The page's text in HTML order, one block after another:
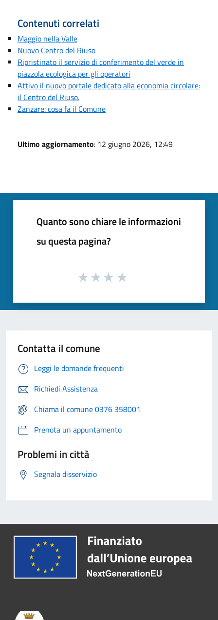
Contenuti correlati
Maggio nella Valle
Nuovo Centro del Riuso
Ripristinato il servizio di conferimento del verde in
piazzola ecologica per gli operatori
Attivo il nuovo portale dedicato alla economia circolare:
il Centro del Riuso.
Zanzare: cosa fa il Comune
Ultimo aggiornamento: 12 giugno 2026, 12:49
Quanto sono chiare le informazioni
su questa pagina?
Contatta il comune
Leggi le domande frequenti
Richiedi Assistenza
Chiama il comune 0376 358001
Prenota un appuntamento
Problemi in città
Segnala disservizio